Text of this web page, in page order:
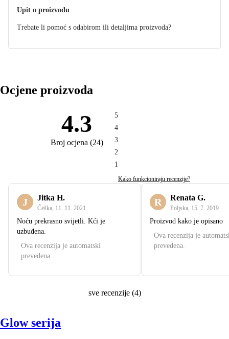
Upit o proizvodu
Trebate li pomoć s odabirom ili detaljima proizvoda?
Ocjene proizvoda
4.3
Broj ocjena (24)
5
4
3
2
1
Kako funkcioniraju recenzije?
J Jitka H.
Češka 11. 11. 2021
Noću prekrasno svijetli. Kći je
uzbuđena.
Ova recenzija je automatski
prevedena.
R Renata G.
Poljska 15. 7. 2019
Proizvod kako je opisano
Ova recenzija je
prevedena.
sve recenzije(4)
Glow serija